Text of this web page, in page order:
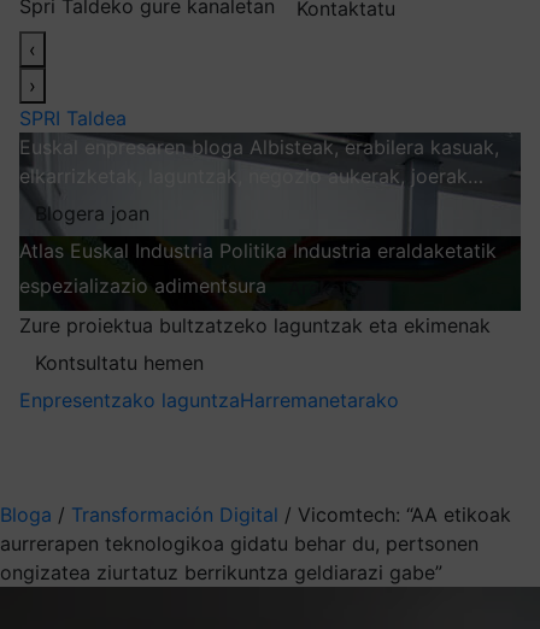
Spri Taldeko gure kanaletan
Kontaktatu
‹
›
SPRI Taldea
Euskal enpresaren bloga Albisteak, erabilera kasuak,
elkarrizketak, laguntzak, negozio aukerak, joerak…
Blogera joan
Atlas Euskal Industria Politika Industria eraldaketatik
espezializazio adimentsura
Zure proiektua bultzatzeko laguntzak eta ekimenak
Kontsultatu hemen
Enpresentzako laguntzaHarremanetarako
Bloga / Transformación Digital / Vicomtech: “AA etikoak
aurrerapen teknologikoa gidatu behar du, pertsonen
ongizatea ziurtatuz berrikuntza geldiarazi gabe”